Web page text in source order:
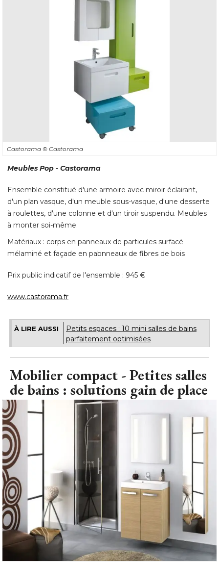
Castorama © Castorama
Meubles Pop - Castorama
Ensemble constitué d'une armoire avec miroir éclairant,
d'un plan vasque, d'un meuble sous-vasque, d'une desserte
à roulettes, d'une colonne et d'un tiroir suspendu. Meubles
à monter soi-même.
Matériaux : corps en panneaux de particules surfacé
mélaminé et façade en pabnneaux de fibres de bois
Prix public indicatif de l'ensemble : 945 €
www.castorama.fr
À LIRE AUSSI
Petits espaces : 10 mini salles de bains
parfaitement optimisées
Mobilier compact - Petites salles
de bains : solutions gain de place